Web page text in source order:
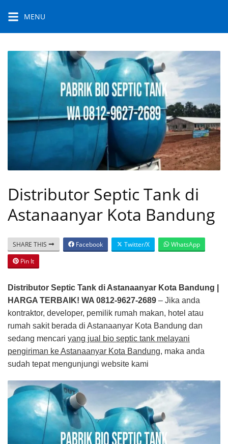
content
MENU
Distributor Septic Tank di
Astanaanyar Kota Bandung
SHARE THIS Facebook Twitter/X
WhatsApp
Pin It
Distributor Septic Tank di Astanaanyar Kota Bandung |
HARGA TERBAIK! WA 0812-9627-2689 – Jika anda
kontraktor, developer, pemilik rumah makan, hotel atau
rumah sakit berada di Astanaanyar Kota Bandung dan
sedang mencari yang jual bio septic tank melayani
pengiriman ke Astanaanyar Kota Bandung, maka anda
sudah tepat mengunjungi website kami